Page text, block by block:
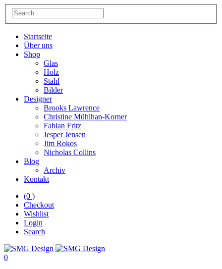
Startseite
Über uns
Shop
Glas
Holz
Stahl
Bilder
Designer
Brooks Lawrence
Christine Mühlhan-Korner
Fabian Fritz
Jesper Jensen
Jim Rokos
Nicholas Collins
Blog
Archiv
Kontakt
(0 )
Checkout
Wishlist
Login
Search
0